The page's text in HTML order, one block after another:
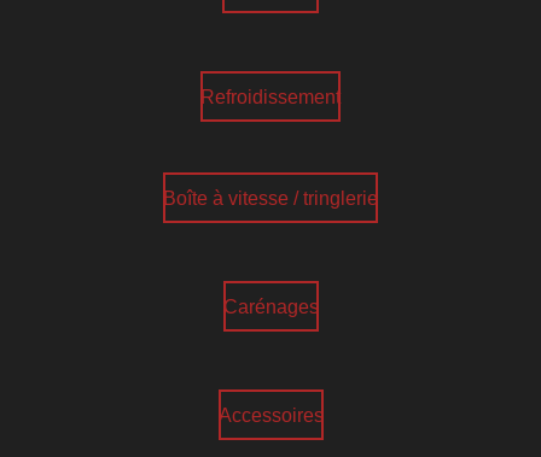
Refroidissement
Boîte à vitesse / tringlerie
Carénages
Accessoires